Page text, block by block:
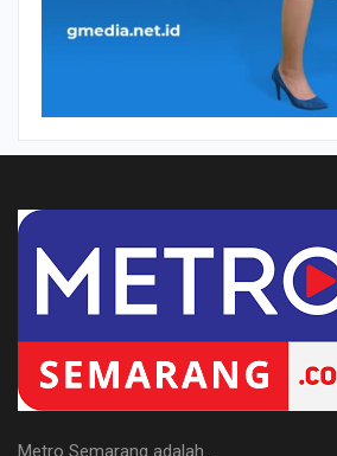
Metro Semarang adalah ..